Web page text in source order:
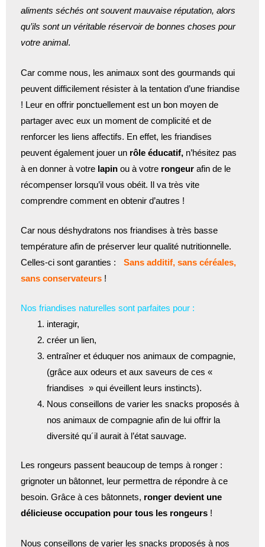
aliments séchés ont souvent mauvaise réputation, alors
qu’ils sont un véritable réservoir de bonnes choses pour
votre animal.
Car comme nous, les animaux sont des gourmands qui
peuvent difficilement résister à la tentation d’une friandise
! Leur en offrir ponctuellement est un bon moyen de
partager avec eux un moment de complicité et de
renforcer les liens affectifs. En effet, les friandises
peuvent également jouer un rôle éducatif, n’hésitez pas
à en donner à votre lapin ou à votre rongeur afin de le
récompenser lorsqu’il vous obéit. Il va très vite
comprendre comment en obtenir d’autres !
Car nous déshydratons nos friandises à très basse
température afin de préserver leur qualité nutritionnelle.
Celles-ci sont garanties : Sans additif, sans céréales,
sans conservateurs !
Nos friandises naturelles sont parfaites pour :
interagir,
créer un lien,
entraîner et éduquer nos animaux de compagnie,
(grâce aux odeurs et aux saveurs de ces «
friandises » qui éveillent leurs instincts).
Nous conseillons de varier les snacks proposés à
nos animaux de compagnie afin de lui offrir la
diversité qu´il aurait à l’état sauvage.
Les rongeurs passent beaucoup de temps à ronger :
grignoter un bâtonnet, leur permettra de répondre à ce
besoin. Grâce à ces bâtonnets, ronger devient une
délicieuse occupation pour tous les rongeurs !
Nous conseillons de varier les snacks proposés à nos